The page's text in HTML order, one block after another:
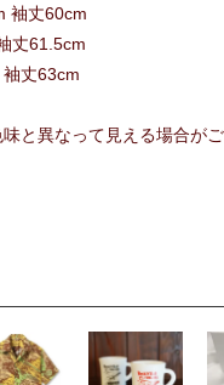
袖丈60cm
丈61.5cm
丈63cm
と異なって見える場合がご